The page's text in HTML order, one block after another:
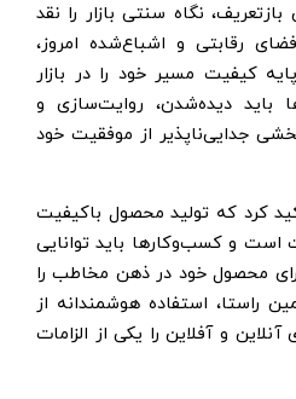
نگاه سنتی بازار را نقد
رقابتی و اشباع‌شده امروز،
کیفیت مسیر خود را در بازار
باید دیده‌شدن، روایت‌سازی و
جدایی‌ناپذیر از موفقیت خود
کرد که تولید محصول باکیفیت
و کسب‌وکارها باید توانایی
محصول خود در ذهن مخاطب را
راستا، استفاده هوشمندانه از
و آفلاین را یکی از الزامات